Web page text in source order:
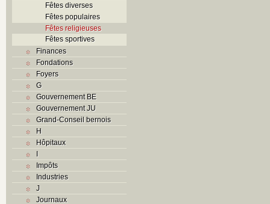
Fêtes diverses
Fêtes populaires
Fêtes religieuses
Fêtes sportives
Finances
Fondations
Foyers
G
Gouvernement BE
Gouvernement JU
Grand-Conseil bernois
H
Hôpitaux
I
Impôts
Industries
J
Journaux